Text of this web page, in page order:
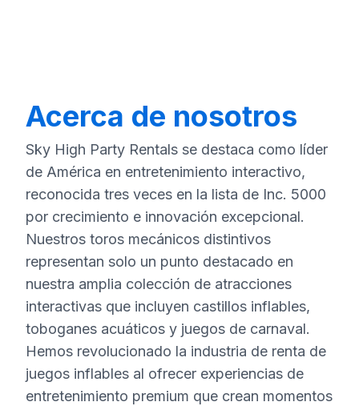
Acerca de nosotros
Sky High Party Rentals se destaca como líder
de América en entretenimiento interactivo,
reconocida tres veces en la lista de Inc. 5000
por crecimiento e innovación excepcional.
Nuestros toros mecánicos distintivos
representan solo un punto destacado en
nuestra amplia colección de atracciones
interactivas que incluyen castillos inflables,
toboganes acuáticos y juegos de carnaval.
Hemos revolucionado la industria de renta de
juegos inflables al ofrecer experiencias de
entretenimiento premium que crean momentos